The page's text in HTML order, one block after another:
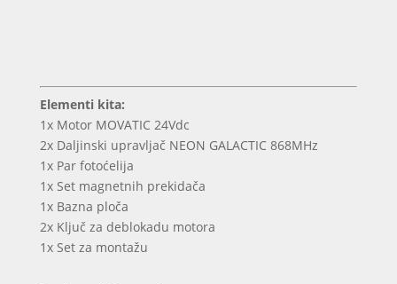
Elementi kita:
1x Motor MOVATIC 24Vdc
2x Daljinski upravljač NEON GALACTIC 868MHz
1x Par fotoćelija
1x Set magnetnih prekidača
1x Bazna ploča
2x Ključ za deblokadu motora
1x Set za montažu